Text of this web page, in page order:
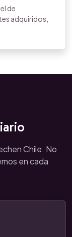
de
adquiridos,
Chile. No
en cada